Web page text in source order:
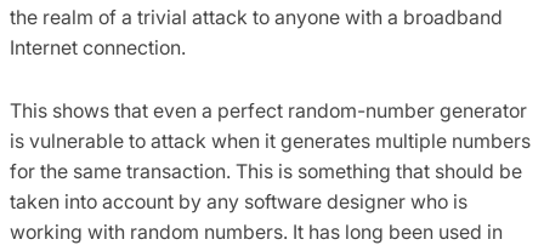
the realm of a trivial attack to anyone with a broadband
Internet connection.
This shows that even a perfect random-number generator
is vulnerable to attack when it generates multiple numbers
for the same transaction. This is something that should be
taken into account by any software designer who is
working with random numbers. It has long been used in